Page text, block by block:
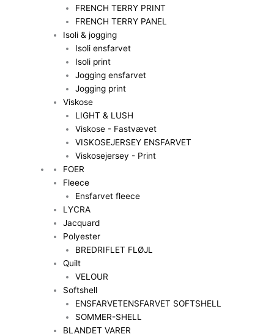
FRENCH TERRY PRINT
FRENCH TERRY PANEL
Isoli & jogging
Isoli ensfarvet
Isoli print
Jogging ensfarvet
Jogging print
Viskose
LIGHT & LUSH
Viskose - Fastvævet
VISKOSEJERSEY ENSFARVET
Viskosejersey - Print
FOER
Fleece
Ensfarvet fleece
LYCRA
Jacquard
Polyester
BREDRIFLET FLØJL
Quilt
VELOUR
Softshell
ENSFARVETENSFARVET SOFTSHELL
SOMMER-SHELL
BLANDET VARER